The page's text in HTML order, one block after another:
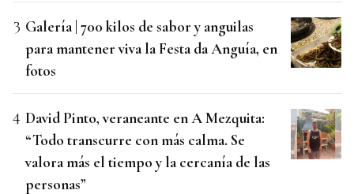
Galería | 700 kilos de sabor y anguilas
para mantener viva la Festa da Anguía, en
fotos
David Pinto, veraneante en A Mezquita:
“Todo transcurre con más calma. Se
valora más el tiempo y la cercanía de las
personas”